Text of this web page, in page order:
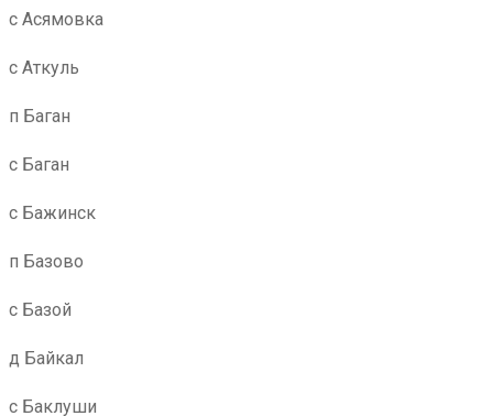
с Асямовка
с Аткуль
п Баган
с Баган
с Бажинск
п Базово
с Базой
д Байкал
с Баклуши